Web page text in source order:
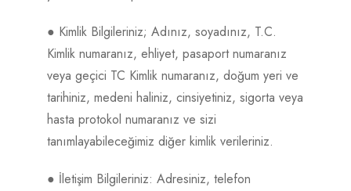
● Kimlik Bilgileriniz; Adınız, soyadınız, T.C.
Kimlik numaranız, ehliyet, pasaport numaranız
veya geçici TC Kimlik numaranız, doğum yeri ve
tarihiniz, medeni haliniz, cinsiyetiniz, sigorta veya
hasta protokol numaranız ve sizi
tanımlayabileceğimiz diğer kimlik verileriniz.
● İletişim Bilgileriniz: Adresiniz, telefon